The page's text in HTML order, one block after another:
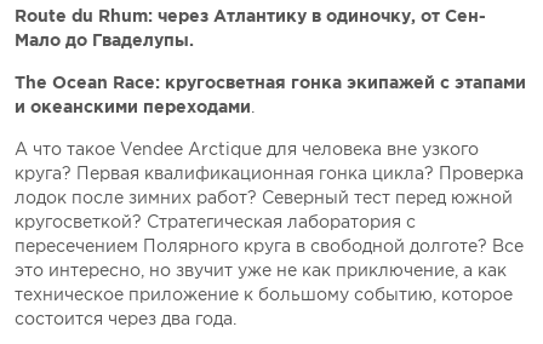
Route du Rhum: через Атлантику в одиночку, от Сен-
Мало до Гваделупы.
The Ocean Race: кругосветная гонка экипажей с этапами
и океанскими переходами
А что такое Vendеe Arctique для человека вне узкого
круга? Первая квалификационная гонка цикла? Проверка
лодок после зимних работ? Северный тест перед южной
кругосветкой? Стратегическая лаборатория с
пересечением Полярного круга в свободной долготе? Все
это интересно, но звучит уже не как приключение, а как
техническое приложение к большому событию, которое
состоится через два года.